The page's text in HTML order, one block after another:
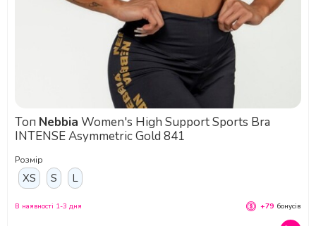
Топ Nebbia Women's High Support Sports Bra
INTENSE Asymmetric Gold 841
Розмір
XS S L
В наявності 1-3 дня +79 бонусів